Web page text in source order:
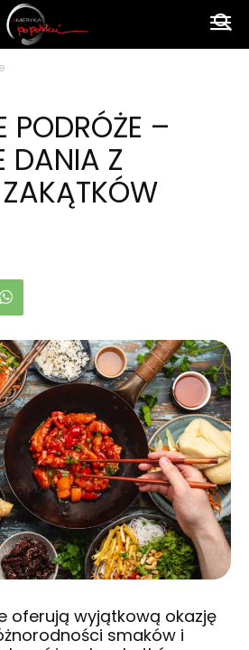
PODRÓŻE –
DANIA Z
oferują wyjątkową okazję
smaków i